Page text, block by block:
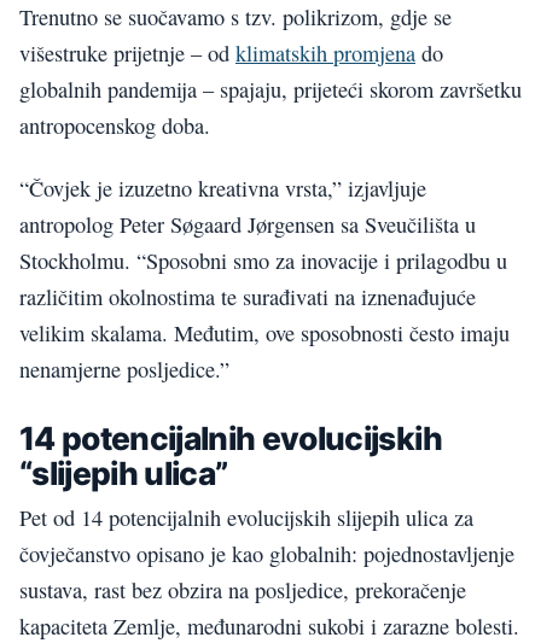
Trenutno se suočavamo s tzv. polikrizom, gdje se
višestruke prijetnje – od klimatskih promjena do
globalnih pandemija – spajaju, prijeteći skorom završetku
antropocenskog doba.
“Čovjek je izuzetno kreativna vrsta,” izjavljuje
antropolog Peter Søgaard Jørgensen sa Sveučilišta u
Stockholmu. “Sposobni smo za inovacije i prilagodbu u
različitim okolnostima te surađivati na iznenađujuće
velikim skalama. Međutim, ove sposobnosti često imaju
nenamjerne posljedice.”
14 potencijalnih evolucijskih
“slijepih ulica”
Pet od 14 potencijalnih evolucijskih slijepih ulica za
čovječanstvo opisano je kao globalnih: pojednostavljenje
sustava, rast bez obzira na posljedice, prekoračenje
kapaciteta Zemlje, međunarodni sukobi i zarazne bolesti.